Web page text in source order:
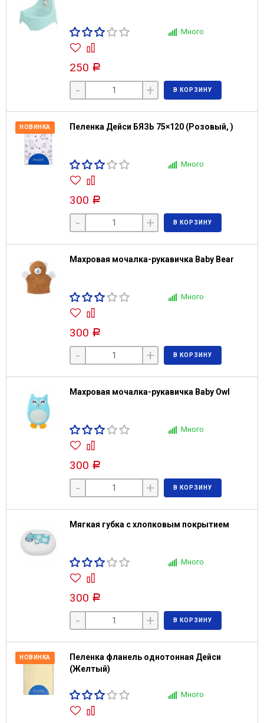
Много
250 Р
- + В КОРЗИНУ
НОВИНКА Пеленка Дейси БЯЗЬ 75×120 (Розовый, )
Много
300 Р
- + В КОРЗИНУ
Махровая мочалка-рукавичка Baby Bear
Много
300 Р
- + В КОРЗИНУ
Махровая мочалка-рукавичка Baby Owl
Много
300 Р
- + В КОРЗИНУ
Мягкая губка с хлопковым покрытием
Много
300 Р
- + В КОРЗИНУ
НОВИНКА
Пеленка фланель однотонная Дейси
(Желтый)
Много